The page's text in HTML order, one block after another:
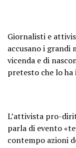
Giornalisti e
accusano i grandi
vicenda e di
pretesto che lo ha
L’attivista pro-
parla di evento
contempo azioni